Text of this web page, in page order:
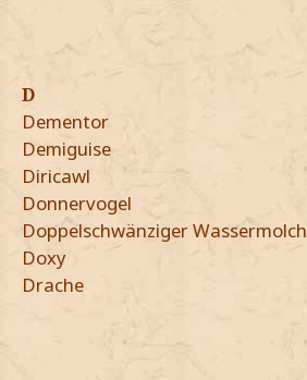
D
Dementor
Demiguise
Diricawl
Donnervogel
Doppelschwänziger Wassermolch
Doxy
Drache